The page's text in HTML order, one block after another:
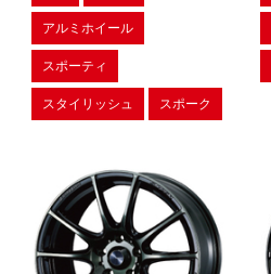
アルミホイール
スポーティ
スタイリッシュ スポーク